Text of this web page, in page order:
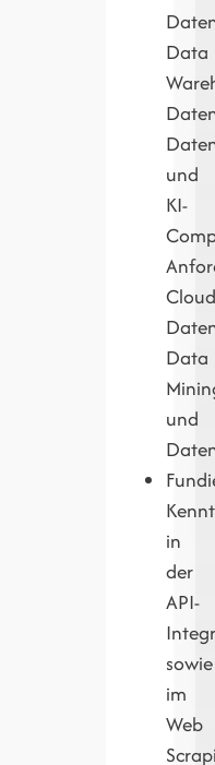
Data
und
KI-
Data
und
in
der
API-
sowie
im
Web